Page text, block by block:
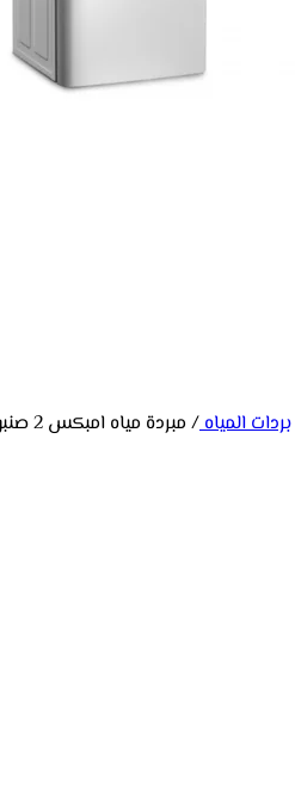
بردات المياه/مبردة مياه امبكس 2 صنبور حار/ بارد – ابيض WD3904C